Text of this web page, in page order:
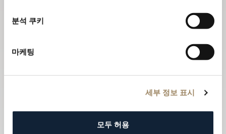
분석 쿠키
마케팅
세부 정보 표시
모두 허용